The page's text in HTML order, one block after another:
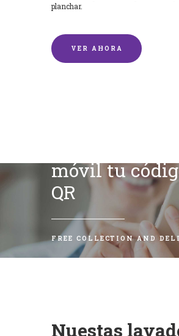
planchar.
VER AHORA
móvil tu
QR
FREE COLLECTION AND
Nuestas